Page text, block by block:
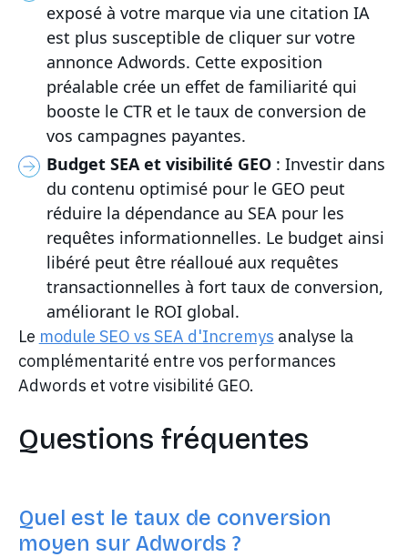
exposé à votre marque via une citation IA
est plus susceptible de cliquer sur votre
annonce Adwords. Cette exposition
préalable crée un effet de familiarité qui
booste le CTR et le taux de conversion de
vos campagnes payantes.
Budget SEA et visibilité GEO : Investir dans
du contenu optimisé pour le GEO peut
réduire la dépendance au SEA pour les
requêtes informationnelles. Le budget ainsi
libéré peut être réalloué aux requêtes
transactionnelles à fort taux de conversion,
améliorant le ROI global.
Le module SEO vs SEA d'Incremys analyse la
complémentarité entre vos performances
Adwords et votre visibilité GEO.
Questions fréquentes
Quel est le taux de conversion
moyen sur Adwords ?